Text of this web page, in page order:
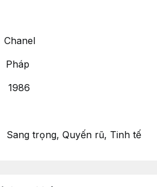
1986
trọng, Quyến rũ, Tinh tế